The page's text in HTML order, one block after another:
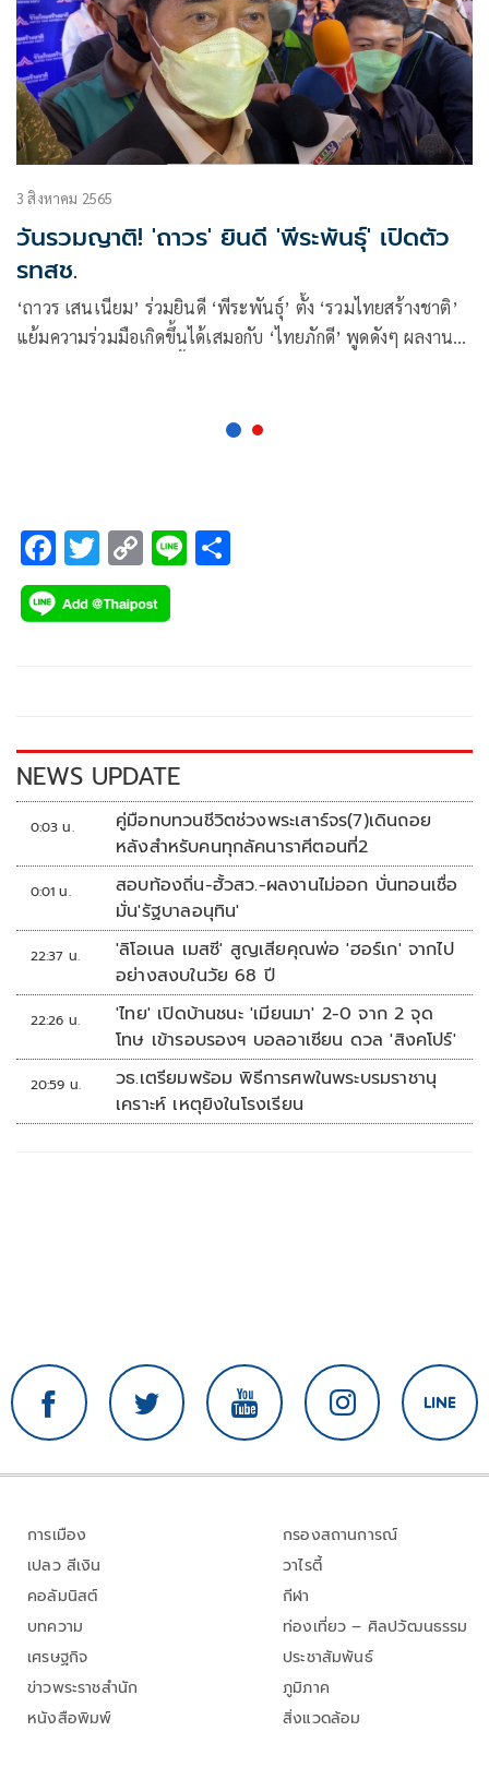
3 สิงหาคม 2565
วันรวมญาติ! 'ถาวร' ยินดี 'พีระพันธุ์' เปิดตัว
รทสช.
‘ถาวร เสนเนียม’ ร่วมยินดี ‘พีระพันธุ์’ ตั้ง ‘รวมไทยสร้างชาติ’
แย้มความร่วมมือเกิดขึ้นได้เสมอกับ ‘ไทยภักดี’ พูดดังๆ ผลงาน
F
ac
e
k
T
wi
tt
C
o
p
k
Li
NEWS UPDATE
0:03 น.
คู่มือทบทวนชีวิตช่วงพระเสาร์จร(7)เดินถอย
หลังสำหรับคนทุกลัคนาราศีตอนที่2
0:01 น.
สอบท้องถิ่น-ฮั้วสว.-ผลงานไม่ออก บั่นทอนเชื่อ
มั่น'รัฐบาลอนุทิน'
22:37 น.
'ลิโอเนล เมสซี' สูญเสียคุณพ่อ 'ฮอร์เก' จากไป
อย่างสงบในวัย 68 ปี
22:26 น.
'ไทย' เปิดบ้านชนะ 'เมียนมา' 2-0 จาก 2 จุด
โทษ เข้ารอบรองฯ บอลอาเซียน ดวล 'สิงคโปร์'
20:59 น.
วธ.เตรียมพร้อม พิธีการศพในพระบรมราชานุ
เคราะห์ เหตุยิงในโรงเรียน
การเมือง
เปลว สีเงิน
คอลัมนิสต์
บทความ
เศรษฐกิจ
ข่าวพระราชสำนัก
หนังสือพิมพ์
กรองสถานการณ์
วาไรตี้
กีฬา
ท่องเที่ยว – ศิลปวัฒนธรรม
ประชาสัมพันธ์
ภูมิภาค
สิ่งแวดล้อม